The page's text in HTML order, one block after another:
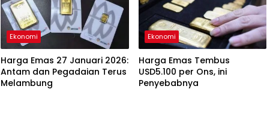
Ekonomi
Harga Emas 27 Januari 2026:
Antam dan Pegadaian Terus
Melambung
Ekonomi
Harga Emas Tembus
USD5.100 per Ons, ini
Penyebabnya